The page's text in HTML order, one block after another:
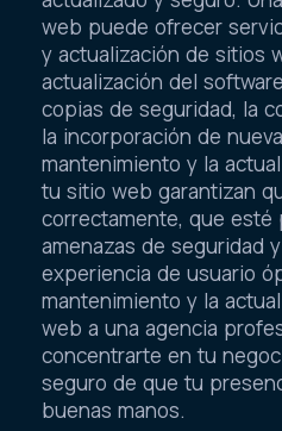
web puede ofrecer
y actualización de sitios
actualización del
copias de seguridad, la
la incorporación de
mantenimiento y la
tu sitio web garantizan
correctamente, que esté
amenazas de seguridad
experiencia de usuario
mantenimiento y la
web a una agencia
concentrarte en tu
seguro de que tu
buenas manos.